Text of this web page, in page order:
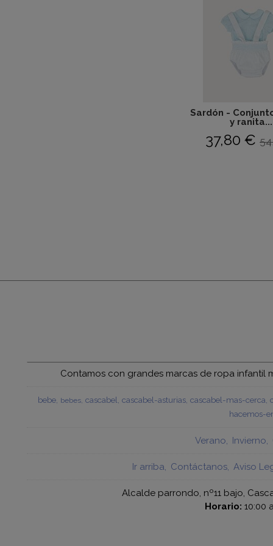
Sardón -
y ranita...
37,80 €
Contamos con grandes marcas de ropa infantil
bebe bebes cascabel cascabel-asturias cascabel-mas-cerca
hacemos-
Verano Invierno
Ir arriba Contáctanos Aviso
Alcalde parrondo, nº11 bajo,
Horario:10:00